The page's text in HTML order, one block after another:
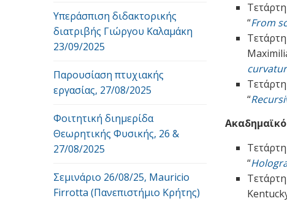
Υπεράσπιση διδακτορικής
διατριβής Γιώργου Καλαμάκη
23/09/2025
Παρουσίαση πτυχιακής
εργασίας, 27/08/2025
Φοιτητική διημερίδα
Θεωρητικής Φυσικής, 26 &
27/08/2025
Σεμινάριο 26/08/25, Mauricio
Firrotta (Πανεπιστήμιο Κρήτης)
“From
“
“